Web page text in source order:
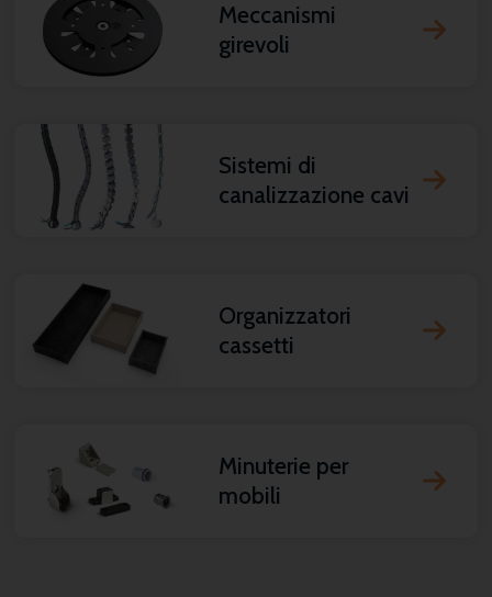
Meccanismi
girevoli
Sistemi di
canalizzazione cavi
Organizzatori
cassetti
Minuterie per
mobili